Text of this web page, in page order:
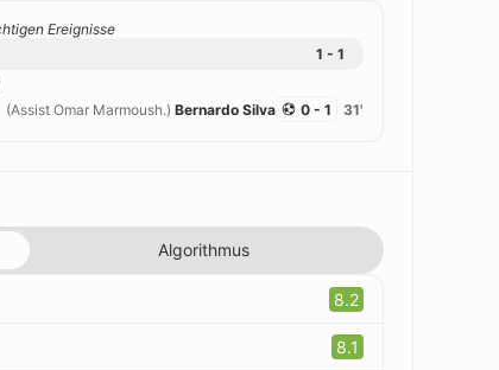
Ereignisse
1 - 1
31'
0 - 1
(Assist Omar Marmoush.) Bernardo Silva
Algorithmus
8.2
8.1